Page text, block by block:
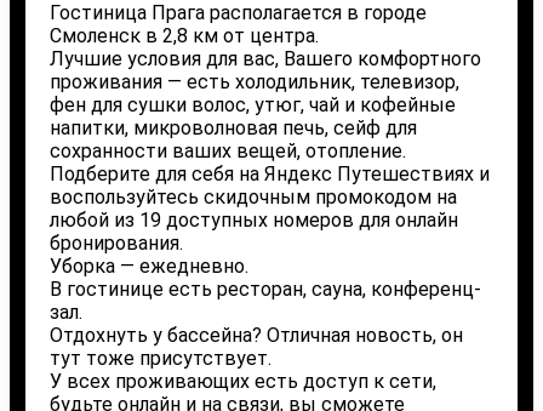
Гостиница Прага располагается в городе
Смоленск в 2,8 км от центра.
Лучшие условия для вас, Вашего комфортного
проживания — есть холодильник, телевизор,
фен для сушки волос, утюг, чай и кофейные
напитки, микроволновая печь, сейф для
сохранности ваших вещей, отопление.
Подберите для себя на Яндекс Путешествиях и
воспользуйтесь скидочным промокодом на
любой из 19 доступных номеров для онлайн
бронирования.
Уборка — ежедневно.
В гостинице есть ресторан, сауна, конференц-
зал.
Отдохнуть у бассейна? Отличная новость, он
тут тоже присутствует.
У всех проживающих есть доступ к сети,
будьте онлайн и на связи, вы сможете